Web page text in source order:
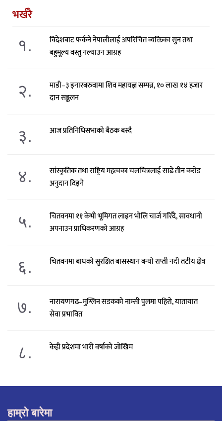
भर्खरै
१.
विदेशबाट फर्कने नेपालीलाई अपरिचित व्यक्तिका सुन तथा
बहुमूल्य वस्तु नल्याउन आग्रह
२.
माडी–३ इनारबरुवामा शिव महायज्ञ सम्पन्न, १० लाख १४ हजार
दान सङ्कलन
३. आज प्रतिनिधिसभाको बैठक बस्दै
४.
सांस्कृतिक तथा राष्ट्रिय महत्वका चलचित्रलाई साढे तीन करोड
अनुदान दिइने
५.
चितवनमा ११ केभी भूमिगत लाइन भोलि चार्ज गरिँदै, सावधानी
अपनाउन प्राधिकरणको आग्रह
६. चितवनमा बाघको सुरक्षित बासस्थान बन्यो राप्ती नदी तटीय क्षेत्र
७.
नारायणगढ–मुग्लिन सडकको नाम्सी पुलमा पहिरो, यातायात
सेवा प्रभावित
८. केही प्रदेशमा भारी वर्षाको जोखिम
हाम्रो बारेमा